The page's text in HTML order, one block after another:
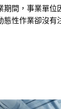
期間，事業單位
態性作業卻沒有